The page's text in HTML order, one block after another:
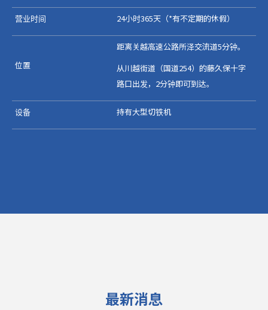
营业时间 24小时365天（*有不定期的休假）
位置
距离关越高速公路所泽交流道5分钟。
从川越街道（国道254）的藤久保十字
路口出发，2分钟即可到达。
设备 持有大型切铁机
最新消息